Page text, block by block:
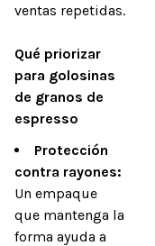
ventas repetidas.
Qué priorizar
para golosinas
de granos de
espresso
Protección
contra rayones:
Un empaque
que mantenga la
forma ayuda a